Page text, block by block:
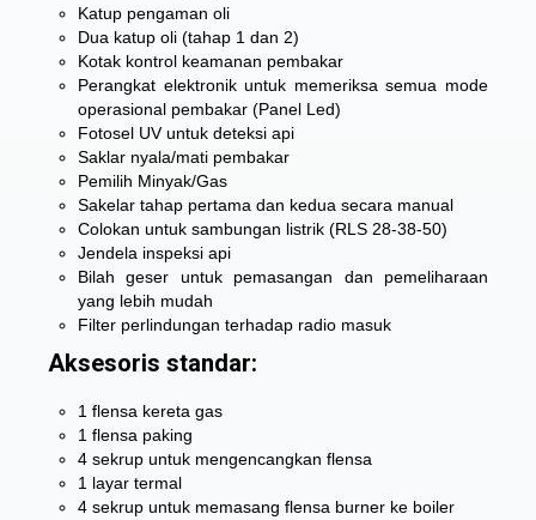
Katup pengaman oli
Dua katup oli (tahap 1 dan 2)
Kotak kontrol keamanan pembakar
Perangkat elektronik untuk memeriksa semua mode
operasional pembakar (Panel Led)
Fotosel UV untuk deteksi api
Saklar nyala/mati pembakar
Pemilih Minyak/Gas
Sakelar tahap pertama dan kedua secara manual
Colokan untuk sambungan listrik (RLS 28-38-50)
Jendela inspeksi api
Bilah geser untuk pemasangan dan pemeliharaan
yang lebih mudah
Filter perlindungan terhadap radio masuk
Aksesoris standar:
1 flensa kereta gas
1 flensa paking
4 sekrup untuk mengencangkan flensa
1 layar termal
4 sekrup untuk memasang flensa burner ke boiler